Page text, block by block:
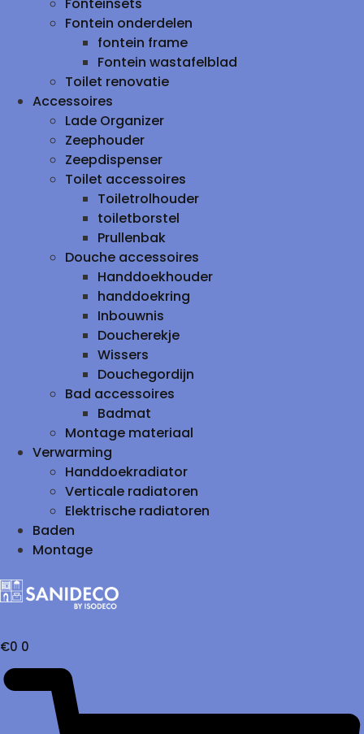
Fontein onderdelen
fontein frame
Fontein wastafelblad
Toilet renovatie
Accessoires
Lade Organizer
Zeephouder
Zeepdispenser
Toilet accessoires
Toiletrolhouder
toiletborstel
Prullenbak
Douche accessoires
Handdoekhouder
handdoekring
Inbouwnis
Doucherekje
Wissers
Douchegordijn
Bad accessoires
Badmat
Montage materiaal
Verwarming
Handdoekradiator
Verticale radiatoren
Elektrische radiatoren
Baden
Montage
€0 0